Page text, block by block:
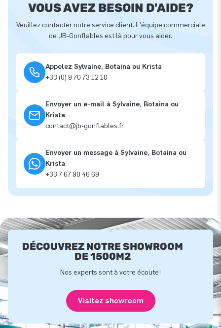
VOUS AVEZ BESOIN D'AIDE?
Veuillez contacter notre service client. L'équipe commerciale
de JB-Gonflables est là pour vous aider.
Appelez Sylvaine, Botaina ou Krista
+33 (0) 9 70 73 12 10
Envoyer un e-mail à Sylvaine, Botaina ou
Krista
contact@jb-gonflables.fr
Envoyer un message à Sylvaine, Botaina ou
Krista
+33 7 67 90 46 69
DÉCOUVREZ NOTRE SHOWROOM
DE 1500M2
Nos experts sont à votre écoute!
Visitez showroom